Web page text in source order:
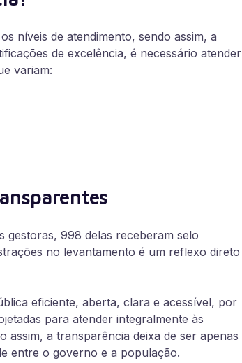
níveis de atendimento, sendo assim, a
de excelência, é necessário atender
variam:
gestoras, 998 delas receberam selo
no levantamento é um reflexo direto
eficiente, aberta, clara e acessível, por
para atender integralmente às
assim, a transparência deixa de ser apenas
entre o governo e a população.